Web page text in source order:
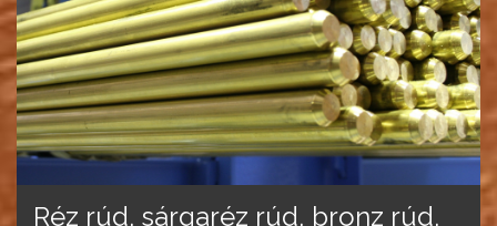
Réz rúd, sárgaréz rúd, bronz rúd,